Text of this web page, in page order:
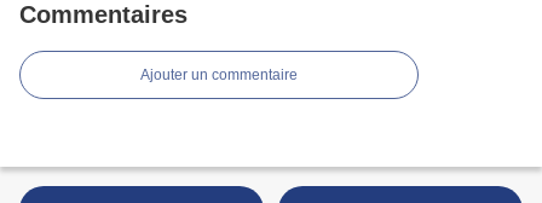
Commentaires
Ajouter un commentaire